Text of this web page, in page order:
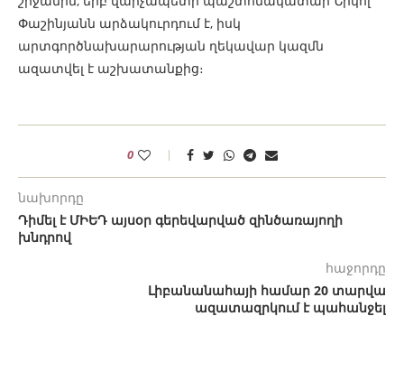
Փաշինյանն արձակուրդում է, իսկ
արտգործնախարարության ղեկավար կազմն
ազատվել է աշխատանքից։
0
նախորդը
Դիմել է ՄԻԵԴ այսօր գերեվարված զինծառայողի
խնդրով
հաջորդը
Լիբանանահայի համար 20 տարվա
ազատազրկում է պահանջել